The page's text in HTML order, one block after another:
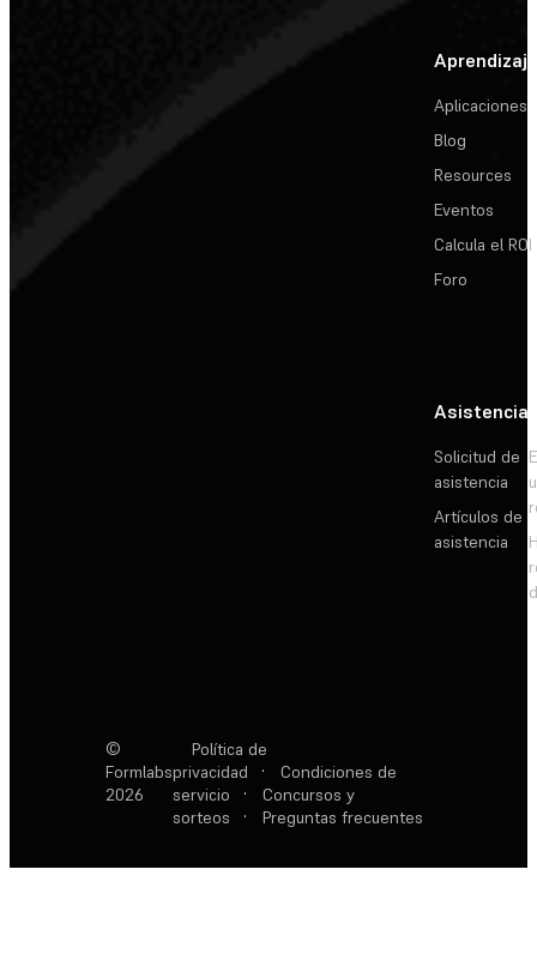
Aprendizaje
Aplicaciones
Blog
Resources
Eventos
Calcula el ROI
Foro
Asistencia
Solicitud de
asistencia
Artículos de
asistencia
©
Formlabs
2026
Política de
privacidad
·
Condiciones de
servicio
·
Concursos y
sorteos
· Preguntas frecuentes